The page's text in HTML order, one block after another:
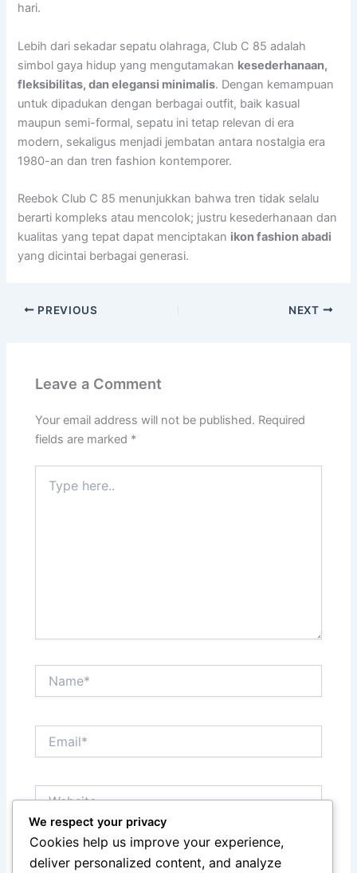
hari.
Lebih dari sekadar sepatu olahraga, Club C 85 adalah
simbol gaya hidup yang mengutamakan kesederhanaan,
fleksibilitas, dan elegansi minimalis. Dengan kemampuan
untuk dipadukan dengan berbagai outfit, baik kasual
maupun semi-formal, sepatu ini tetap relevan di era
modern, sekaligus menjadi jembatan antara nostalgia era
1980-an dan tren fashion kontemporer.
Reebok Club C 85 menunjukkan bahwa tren tidak selalu
berarti kompleks atau mencolok; justru kesederhanaan dan
kualitas yang tepat dapat menciptakan ikon fashion abadi
yang dicintai berbagai generasi.
PREVIOUS NEXT
Leave a Comment
Your email address will not be published. Required
fields are marked *
here..
Save my name, email, and website in this browser
We respect your privacy
Cookies help us improve your experience,
deliver personalized content, and analyze